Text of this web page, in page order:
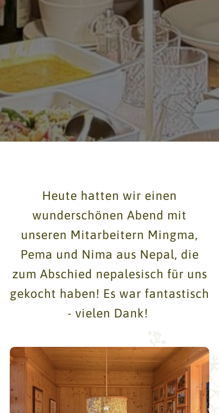
Heute hatten wir einen
wunderschönen Abend mit
unseren Mitarbeitern Mingma,
Pema und Nima aus Nepal, die
zum Abschied nepalesisch für uns
gekocht haben! Es war fantastisch
- vielen Dank!